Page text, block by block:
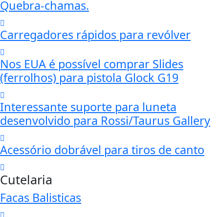
Quebra-chamas.
Carregadores rápidos para revólver
Nos EUA é possível comprar Slides
(ferrolhos) para pistola Glock G19
Interessante suporte para luneta
desenvolvido para Rossi/Taurus Gallery
Acessório dobrável para tiros de canto
Cutelaria
Facas Balisticas